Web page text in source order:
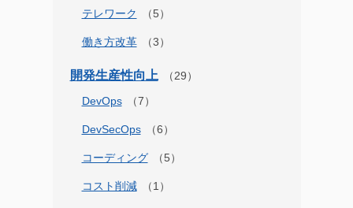
テレワーク
働き方改革
開発生産性向上
DevOps
DevSecOps
コーディング
コスト削減